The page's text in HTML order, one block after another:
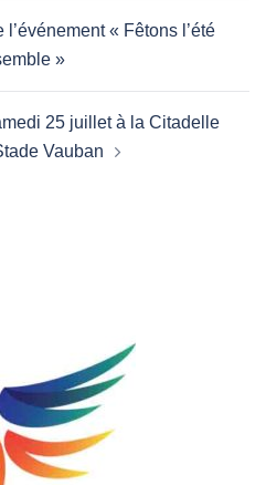
« Fêtons l’été
»
25 juillet à la Citadelle
Vauban